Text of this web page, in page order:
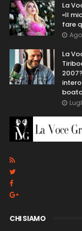
La
«Il
fare
La
CHI SIAMO